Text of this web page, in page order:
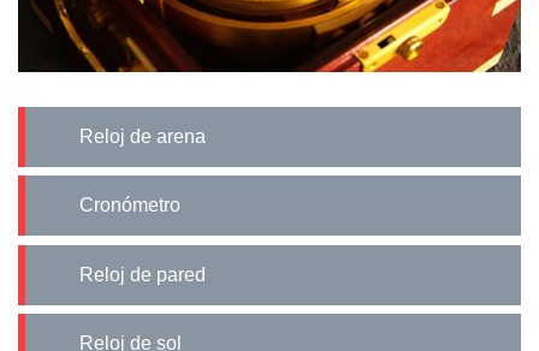
Reloj de arena
Cronómetro
Reloj de pared
Reloj de sol